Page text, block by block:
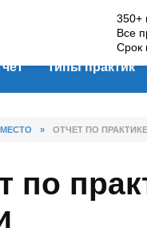
350+
Все
Срок
Типы практик
МЕСТО » ОТЧЕТ ПО
по